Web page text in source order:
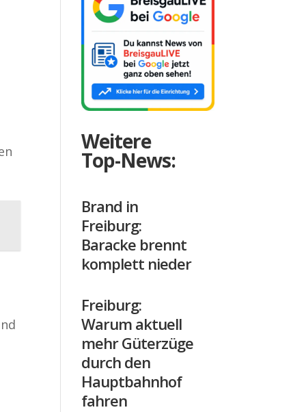
Weitere
Top-News:
Brand in
Freiburg:
Baracke brennt
komplett nieder
Freiburg:
Warum aktuell
mehr Güterzüge
durch den
Hauptbahnhof
fahren